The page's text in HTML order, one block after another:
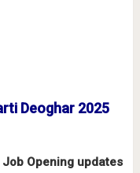
Deoghar 2025
Opening updates